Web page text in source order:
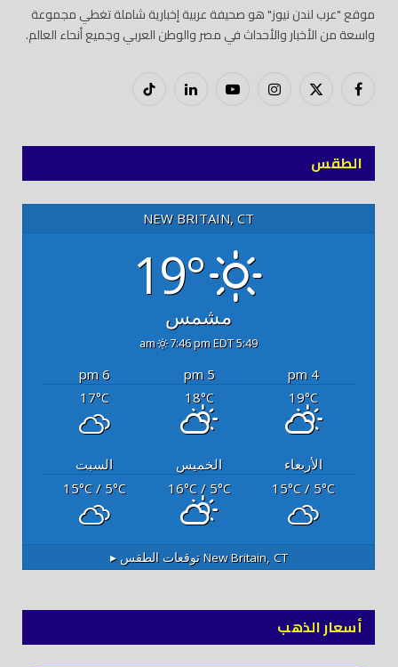
موقع "عرب لندن نيوز" هو صحيفة عربية إخبارية شاملة تغطي مجموعة
واسعة من الأخبار والأحداث في مصر والوطن العربي وجميع أنحاء العالم.
فيسبوكX
إنستغراميوتيوب لينكدود
تيك
الطقس
NEW BRITAIN, CT
19°
مشمس
5:49 am
7:46 pm EDT
4 pm
5 pm
6 pm
19°C
18°C
17°C
الأربعاء الخميس
السبت
15°C / 5°C
16°C/ 5°C
15°C/ 5°C
New Britain, CTتوقعات الطقس ▸
أسعار الذهب